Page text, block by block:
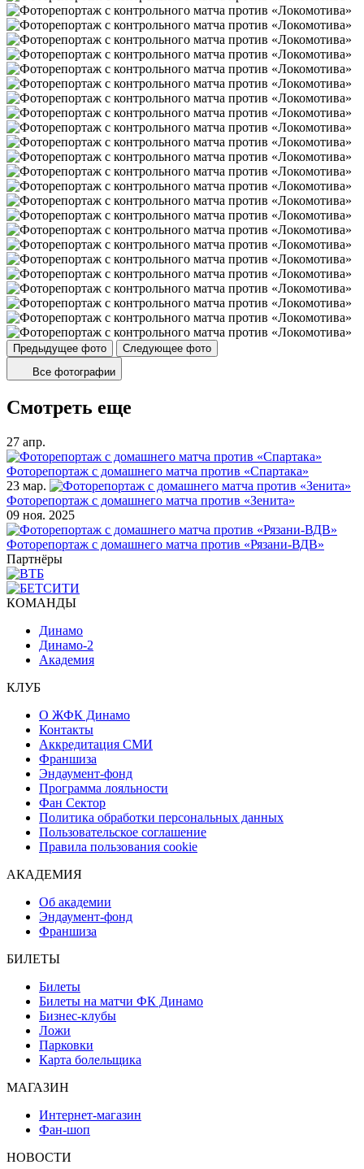
Предыдущее фото
Следующее фото
Все фотографии
Смотреть еще
27 апр.
Фоторепортаж с домашнего матча против «Спартака»
23 мар.
Фоторепортаж с домашнего матча против «Зенита»
09 ноя. 2025
Фоторепортаж с домашнего матча против «Рязани-ВДВ»
Партнёры
КОМАНДЫ
Динамо
Динамо-2
Академия
КЛУБ
О ЖФК Динамо
Контакты
Аккредитация СМИ
Франшиза
Эндаумент-фонд
Программа лояльности
Фан Сектор
Политика обработки персональных данных
Пользовательское соглашение
Правила пользования cookie
АКАДЕМИЯ
Об академии
Эндаумент-фонд
Франшиза
БИЛЕТЫ
Билеты
Билеты на матчи ФК Динамо
Бизнес-клубы
Ложи
Парковки
Карта болельщика
МАГАЗИН
Интернет-магазин
Фан-шоп
НОВОСТИ